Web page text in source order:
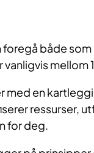
foregå både
mellom
en
ressurser,
for deg.